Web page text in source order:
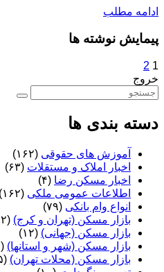
ادامه مطلب
پیمایش نوشته ها
1
2
خروج
دسته بندی ها
آموزش های حقوقی (۱۶۲)
اخبار املاک و مستقلات (۶۳)
اخبار مسکن رضا (۴)
اطلاعات عمومی ملکی (۱۶۲)
انواع وام بانکی (۷۹)
بازار مسکن (تهران و کرج) (۶۲)
بازار مسکن (جهانی) (۱۲)
بازار مسکن (شهر و استانها) (۱۶)
بازار مسکن (محلات تهران) (۱۵)